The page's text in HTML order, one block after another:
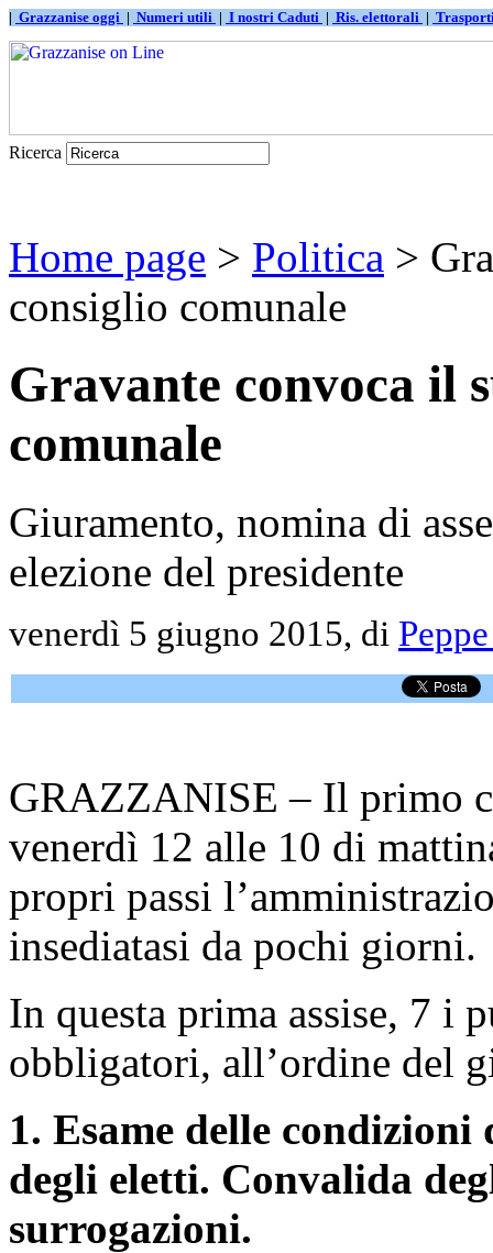
| Grazzanise oggi | Numeri utili | I nostri Caduti | Ris. elettorali |
Ricerca
Home page > Politica >
consiglio comunale
Gravante convoca il
comunale
Giuramento, nomina di
elezione del presidente
venerdì 5 giugno 2015, di
GRAZZANISE – Il primo
venerdì 12 alle 10 di
propri passi
insediatasi da pochi giorni.
In questa prima assise, 7 i
obbligatori, all’ordine del
1. Esame delle
degli eletti. Convalida
surrogazioni.